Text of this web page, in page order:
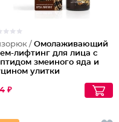
/ Омолаживающий
лифтинг для лица с
змеиного яда и
улитки
₽